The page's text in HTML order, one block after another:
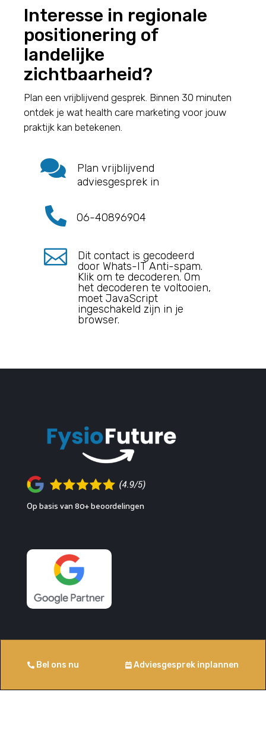
Interesse in regionale
positionering of
landelijke
zichtbaarheid?
Plan een vrijblijvend gesprek. Binnen 30 minuten
ontdek je wat health care marketing voor jouw
praktijk kan betekenen.

Plan vrijblijvend
adviesgesprek in
 06-40896904

Dit contact is gecodeerd
door Whats-IT Anti-spam.
Klik om te decoderen. Om
het decoderen te voltooien,
moet JavaScript
ingeschakeld zijn in je
browser.
Op basis van 80+ beoordelingen
1119 PW Schiphol-Rijk
Bel ons nu Adviesgesprek inplannen